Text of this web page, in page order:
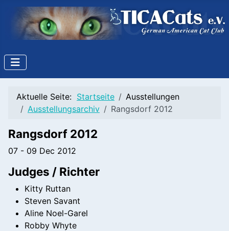
Aktuelle Seite: Startseite
Ausstellungen
Ausstellungsarchiv
Rangsdorf 2012
Rangsdorf 2012
07 - 09 Dec 2012
Judges / Richter
Kitty Ruttan
Steven Savant
Aline Noel-Garel
Robby Whyte